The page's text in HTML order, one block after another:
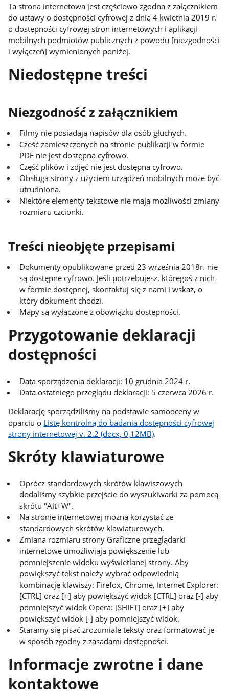
Ta strona internetowa jest częściowo zgodna z załącznikiem
do ustawy o dostępności cyfrowej z dnia 4 kwietnia 2019 r.
o dostępności cyfrowej stron internetowych i aplikacji
mobilnych podmiotów publicznych z powodu [niezgodności
i wyłączeń] wymienionych poniżej.
Niedostępne treści
Niezgodność z załącznikiem
Filmy nie posiadają napisów dla osób głuchych.
Cześć zamieszczonych na stronie publikacji w formie
PDF nie jest dostępna cyfrowo.
Część plików i zdjęć nie jest dostępna cyfrowo.
Obsługa strony z użyciem urządzeń mobilnych może być
utrudniona.
Niektóre elementy tekstowe nie mają możliwości zmiany
rozmiaru czcionki.
Treści nieobjęte przepisami
Dokumenty opublikowane przed 23 września 2018r. nie
są dostępne cyfrowo. Jeśli potrzebujesz, któregoś z nich
w formie dostępnej, skontaktuj się z nami i wskaż, o
który dokument chodzi.
Mapy są wyłączone z obowiązku dostępności.
Przygotowanie deklaracji
dostępności
Data sporządzenia deklaracji: 10 grudnia 2024 r.
Data ostatniego przeglądu deklaracji: 5 czerwca 2026 r.
Deklarację sporządziliśmy na podstawie samooceny w
oparciu o Listę kontrolną do badania dostępności cyfrowej
strony internetowej v. 2.2 (docx, 0,12MB).
Skróty klawiaturowe
Oprócz standardowych skrótów klawiszowych
dodaliśmy szybkie przejście do wyszukiwarki za pomocą
skrótu "Alt+W".
Na stronie internetowej można korzystać ze
standardowych skrótów klawiaturowych.
Zmiana rozmiaru strony Graficzne przeglądarki
internetowe umożliwiają powiększenie lub
pomniejszenie widoku wyświetlanej strony. Aby
powiększyć tekst należy wybrać odpowiednią
kombinację klawiszy: Firefox, Chrome, Internet Explorer:
[CTRL] oraz [+] aby powiększyć widok [CTRL] oraz [-] aby
pomniejszyć widok Opera: [SHIFT] oraz [+] aby
powiększyć widok [-] aby pomniejszyć widok.
Staramy się pisać zrozumiale teksty oraz formatować je
w sposób zgodny z zasadami dostępności.
Informacje zwrotne i dane
kontaktowe